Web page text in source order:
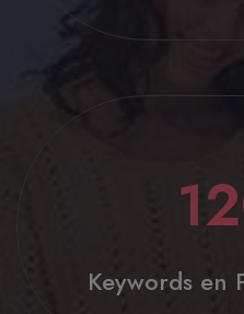
Keywords en